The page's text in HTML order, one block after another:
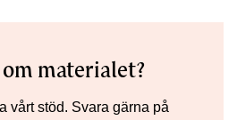
materialet?
vårt stöd. Svara gärna på